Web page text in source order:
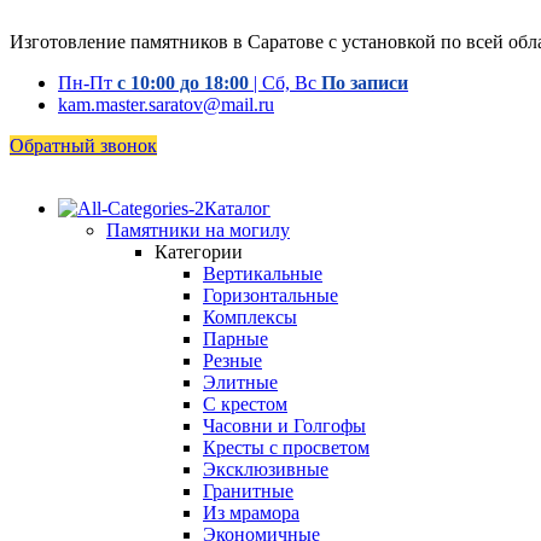
Изготовление памятников в Саратове с установкой по всей
Пн-Пт с 10:00 до 18:00 | Сб, Вс По записи
kam.master.saratov@mail.ru
Обратный звонок
Каталог
Памятники на могилу
Категории
Вертикальные
Горизонтальные
Комплексы
Парные
Резные
Элитные
С крестом
Часовни и Голгофы
Кресты с просветом
Эксклюзивные
Гранитные
Из мрамора
Экономичные